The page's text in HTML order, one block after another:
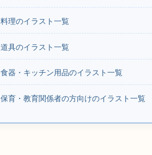
料理のイラスト一覧
道具のイラスト一覧
食器・キッチン用品のイラスト一覧
保育・教育関係者の方向けのイラスト一覧